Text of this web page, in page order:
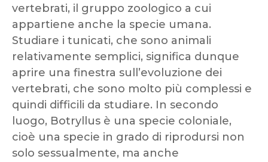
vertebrati, il gruppo zoologico a cui
appartiene anche la specie umana.
Studiare i tunicati, che sono animali
relativamente semplici, significa dunque
aprire una finestra sull’evoluzione dei
vertebrati, che sono molto più complessi e
quindi difficili da studiare. In secondo
luogo, Botryllus è una specie coloniale,
cioè una specie in grado di riprodursi non
solo sessualmente, ma anche